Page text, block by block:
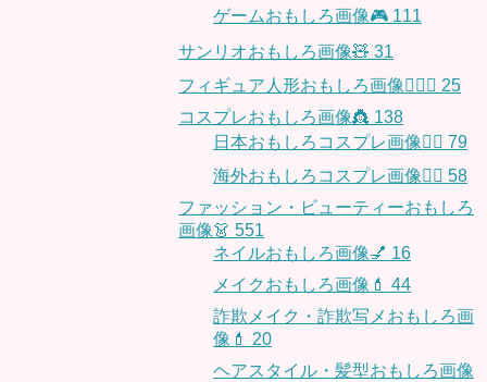
ゲームおもしろ画像🎮 111
サンリオおもしろ画像🧸 31
フィギュア人形おもしろ画像🧍🏼‍♂️ 25
コスプレおもしろ画像👸 138
日本おもしろコスプレ画像🧝‍♀️ 79
海外おもしろコスプレ画像🧝‍♂️ 58
ファッション・ビューティーおもしろ
画像👗 551
ネイルおもしろ画像💅 16
メイクおもしろ画像💄 44
詐欺メイク・詐欺写メおもしろ画
像💄 20
ヘアスタイル・髪型おもしろ画像